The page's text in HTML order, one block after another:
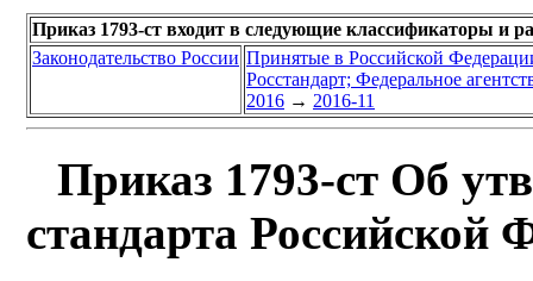
Приказ 1793-ст входит в следующие классификаторы и
Законодательство России Принятые в Российской
Росстандарт; Федеральное
2016 → 2016-11
Приказ 1793-ст Об
стандарта Российской